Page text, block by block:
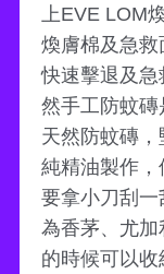
上EVE LOM
煥膚棉及急救
快速擊退及
然手工防蚊
天然防蚊磚
純精油製作
要拿小刀刮
為香茅、尤加
的時候可以